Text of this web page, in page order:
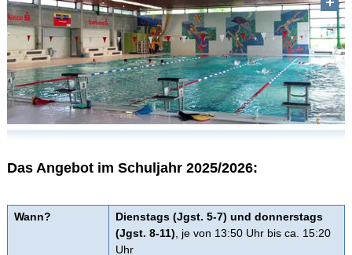
MINT-freundliche Schule
Inklusion
Präventionsarbeit am Apian
Sportklassen
Sport-Stützpunkt
Schwimmen
Das Angebot im Schuljahr 2025/2026:
Wann?
Dienstags (Jgst. 5-7) und donnerstags
(Jgst. 8-11) , je von 13:50 Uhr bis ca. 15:20
Uhr